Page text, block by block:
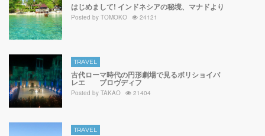
はじめまして! インドネシアの秘境、マナドより
Posted by TOMOKO 24121
TRAVEL
古代ローマ時代の円形劇場で見るボリショイバ
レエ プロヴディフ
Posted by TAKAO 21404
TRAVEL